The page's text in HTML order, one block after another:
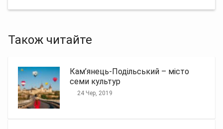
Також читайте
Кам’янець-Подільський – місто
семи культур
24 Чер, 2019